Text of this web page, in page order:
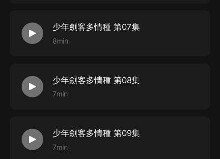
少年劍客多情種 第07集
8min
少年劍客多情種 第08集
7min
少年劍客多情種 第09集
7min